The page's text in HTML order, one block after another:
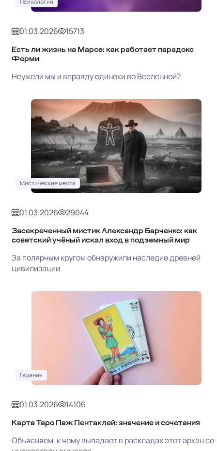
Психология
01.03.2026 15713
Есть ли жизнь на Марсе: как работает парадокс
Ферми
Неужели мы и вправду одиноки во Вселенной?
Мистические места
01.03.2026 29044
Засекреченный мистик Александр Барченко: как
советский учёный искал вход в подземный мир
За полярным кругом обнаружили наследие древней
цивилизации
Гадания
01.03.2026 14106
Карта Таро Паж Пентаклей: значение и сочетания
Объясняем, к чему выпадает в раскладах этот аркан со